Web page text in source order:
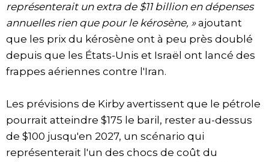
représenterait un extra de $11 billion en dépenses
annuelles rien que pour le kérosène, »ajoutant
que les prix du kérosène ont à peu près doublé
depuis que les États-Unis et Israël ont lancé des
frappes aériennes contre l'Iran.
Les prévisions de Kirby avertissent que le pétrole
pourrait atteindre $175 le baril, rester au-dessus
de $100 jusqu'en 2027, un scénario qui
représenterait l'un des chocs de coût du